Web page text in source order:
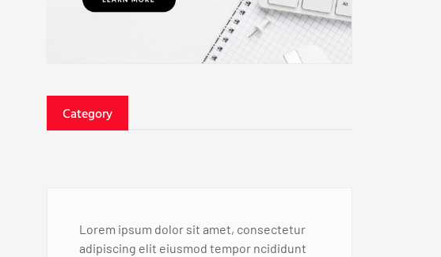
Category
Lorem ipsum dolor sit amet, consectetur
adipiscing elit eiusmod tempor ncididunt